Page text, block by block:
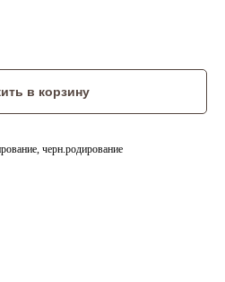
в корзину
черн.родирование